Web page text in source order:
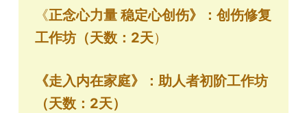
《正念心力量 稳定心创伤》：创伤修复
工作坊（天数：2天）
《走入内在家庭》：助人者初阶工作坊
（天数：2天）